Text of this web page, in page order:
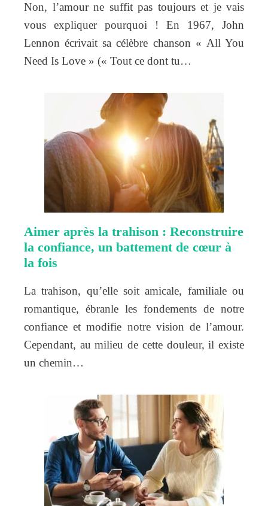
Non, l’amour ne suffit pas toujours et je vais
vous expliquer pourquoi ! En 1967, John
Lennon écrivait sa célèbre chanson « All You
Need Is Love » (« Tout ce dont tu…
Aimer après la trahison : Reconstruire
la confiance, un battement de cœur à
la fois
La trahison, qu’elle soit amicale, familiale ou
romantique, ébranle les fondements de notre
confiance et modifie notre vision de l’amour.
Cependant, au milieu de cette douleur, il existe
un chemin…